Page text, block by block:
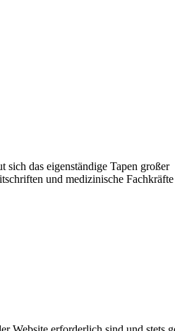
das eigenständige Tapen großer
und medizinische Fachkräfte